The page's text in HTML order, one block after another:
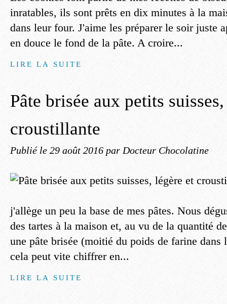
inratables, ils sont prêts en dix minutes à la
dans leur four. J'aime les préparer le soir juste
en douce le fond de la pâte. A croire...
LIRE LA SUITE
Pâte brisée aux petits
croustillante
Publié le 29 août 2016 par Docteur Chocolatine
j'allège un peu la base de mes pâtes. Nous
des tartes à la maison et, au vu de la quantité
une pâte brisée (moitié du poids de farine dans
cela peut vite chiffrer en...
LIRE LA SUITE